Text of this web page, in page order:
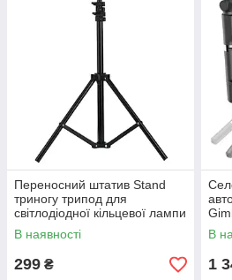
Переносний штатив Stand
триногу трипод для
світлодіодної кільцевої лампи
2,1 м без коробки Чорний
В наявності
299 ₴
В
1